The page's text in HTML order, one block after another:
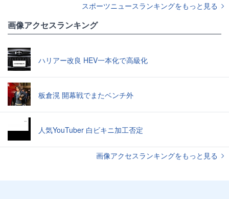
スポーツニュースランキングをもっと見る
画像アクセスランキング
ハリアー改良 HEV一本化で高級化
板倉滉 開幕戦でまたベンチ外
人気YouTuber 白ビキニ加工否定
画像アクセスランキングをもっと見る